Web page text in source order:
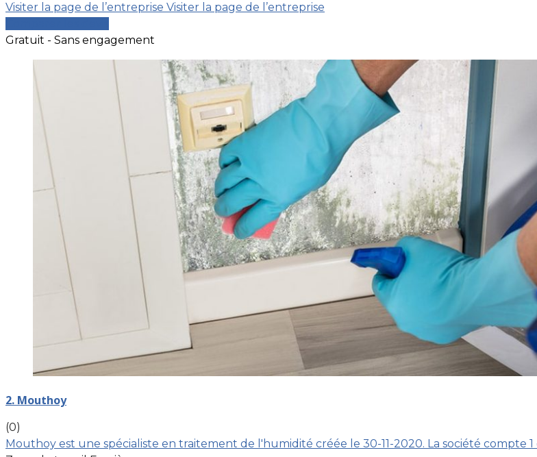
Visiter la page de l’entreprise Visiter la page de l’entreprise
Gratuit - Sans engagement
2. Mouthoy
(0)
Mouthoy est une spécialiste en traitement de l'humidité créée le 30-11-2020. La société compte 1